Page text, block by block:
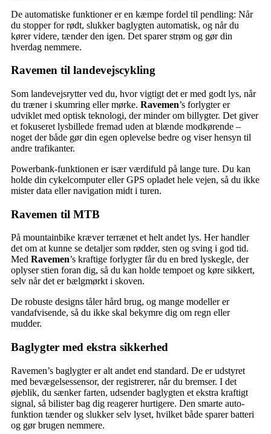
De automatiske funktioner er en kæmpe fordel til pendling: Når
du stopper for rødt, slukker baglygten automatisk, og når du
kører videre, tænder den igen. Det sparer strøm og gør din
hverdag nemmere.
Ravemen til landevejscykling
Som landevejsrytter ved du, hvor vigtigt det er med godt lys, når
du træner i skumring eller mørke. Ravemen’s forlygter er
udviklet med optisk teknologi, der minder om billygter. Det giver
et fokuseret lysbillede fremad uden at blænde modkørende –
noget der både gør din egen oplevelse bedre og viser hensyn til
andre trafikanter.
Powerbank-funktionen er især værdifuld på lange ture. Du kan
holde din cykelcomputer eller GPS opladet hele vejen, så du ikke
mister data eller navigation midt i turen.
Ravemen til MTB
På mountainbike kræver terrænet et helt andet lys. Her handler
det om at kunne se detaljer som rødder, sten og sving i god tid.
Med Ravemen’s kraftige forlygter får du en bred lyskegle, der
oplyser stien foran dig, så du kan holde tempoet og køre sikkert,
selv når det er bælgmørkt i skoven.
De robuste designs tåler hård brug, og mange modeller er
vandafvisende, så du ikke skal bekymre dig om regn eller
mudder.
Baglygter med ekstra sikkerhed
Ravemen’s baglygter er alt andet end standard. De er udstyret
med bevægelsessensor, der registrerer, når du bremser. I det
øjeblik, du sænker farten, udsender baglygten et ekstra kraftigt
signal, så bilister bag dig reagerer hurtigere. Den smarte auto-
funktion tænder og slukker selv lyset, hvilket både sparer batteri
og gør brugen nemmere.